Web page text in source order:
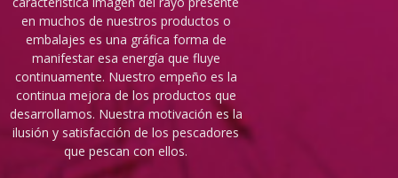
en muchos de nuestros productos o
embalajes es una gráfica forma de
manifestar esa energía que fluye
continuamente. Nuestro empeño es la
continua mejora de los productos que
desarrollamos. Nuestra motivación es la
ilusión y satisfacción de los pescadores
que pescan con ellos.